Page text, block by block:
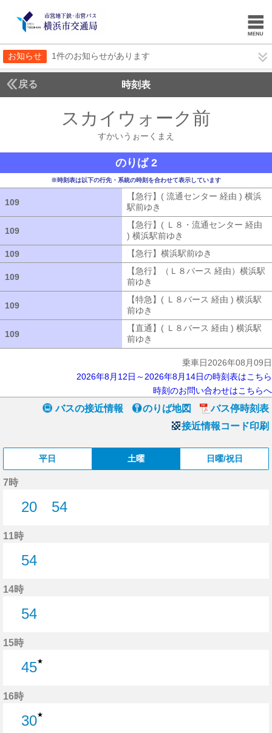
お知らせ 1件のお知らせがあります
戻る 時刻表
スカイウォーク前
すかいうぉーくまえ
のりば 2
※時刻表は以下の行先・系統の時刻を合わせて表示しています
109
【急行】( 流通センター 経由 ) 横浜
駅前ゆき
109
【急行】( Ｌ８・流通センター 経由
) 横浜駅前ゆき
109
【急行】横浜駅前ゆき
109
【急行】（Ｌ８バース 経由）横浜駅
前ゆき
109
【特急】( Ｌ８バース 経由 ) 横浜駅
前ゆき
109
【直通】( Ｌ８バース 経由 ) 横浜駅
前ゆき
乗車日2026年08月09日
2026年8月12日～2026年8月14日の時刻表はこちら
時刻のお問い合わせはこちらへ
バスの接近情報 のりば地図
バス停時刻表
接近情報コード印刷
平日 土曜 日曜/祝日
7時
20
54
11時
54
14時
54
15時
45★
16時
30★